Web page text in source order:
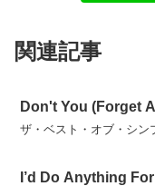
関連記事
Don't You (Forget
ザ・ベスト・オブ・シン
I’d Do Anything